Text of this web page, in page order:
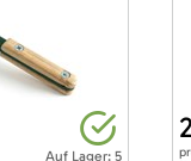
Auf Lager: 5